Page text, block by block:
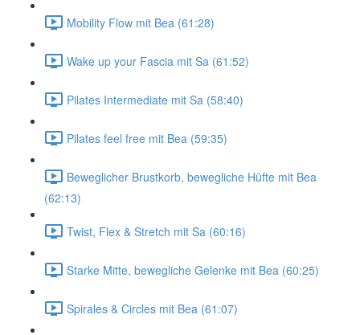
Mobility Flow mit Bea (61:28)
Wake up your Fascia mit Sa (61:52)
Pilates Intermediate mit Sa (58:40)
Pilates feel free mit Bea (59:35)
Beweglicher Brustkorb, bewegliche Hüfte mit Bea
(62:13)
Twist, Flex & Stretch mit Sa (60:16)
Starke Mitte, bewegliche Gelenke mit Bea (60:25)
Spirales & Circles mit Bea (61:07)